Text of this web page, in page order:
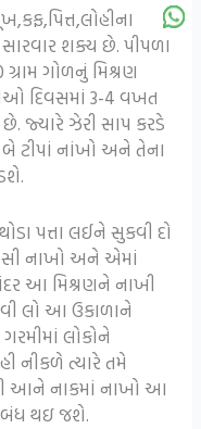
શક્ય છે. પીપળા
ગોળનું મિશ્રણ
દિવસમાં 3-4 વખત
જ્યારે ઝેરી સાપ કરડે
ટીપાં નાંખો અને તેના
પત્તા લઈને સુકવી દો
નાખો અને એમાં
આ મિશ્રણને નાખી
લો આ ઉકાળાને
લોકોને
નીકળે ત્યારે તમે
આને નાકમાં નાખો આ
બંધ થઇ જશે.